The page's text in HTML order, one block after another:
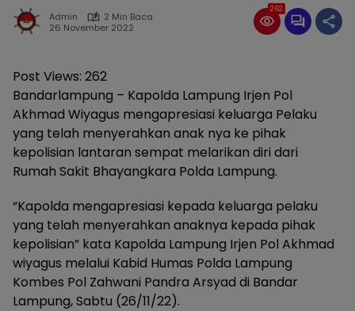
Admin
2 Min Baca
26 November 2022
262
Post Views: 262
Bandarlampung – Kapolda Lampung Irjen Pol
Akhmad Wiyagus mengapresiasi keluarga Pelaku
yang telah menyerahkan anak nya ke pihak
kepolisian lantaran sempat melarikan diri dari
Rumah Sakit Bhayangkara Polda Lampung.
“Kapolda mengapresiasi kepada keluarga pelaku
yang telah menyerahkan anaknya kepada pihak
kepolisian” kata Kapolda Lampung Irjen Pol Akhmad
wiyagus melalui Kabid Humas Polda Lampung
Kombes Pol Zahwani Pandra Arsyad di Bandar
Lampung, Sabtu (26/11/22).